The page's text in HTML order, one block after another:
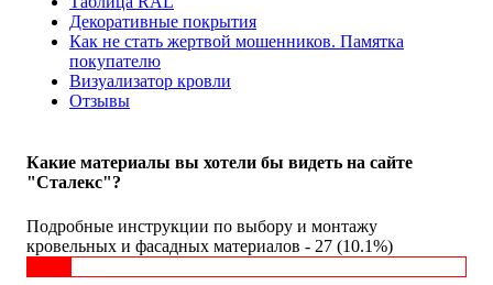
Декоративные покрытия
Как не стать жертвой мошенников. Памятка
покупателю
Визуализатор кровли
Отзывы
Какие материалы вы хотели бы видеть на сайте
"Сталекс"?
Подробные инструкции по выбору и монтажу
кровельных и фасадных материалов - 27 (10.1%)